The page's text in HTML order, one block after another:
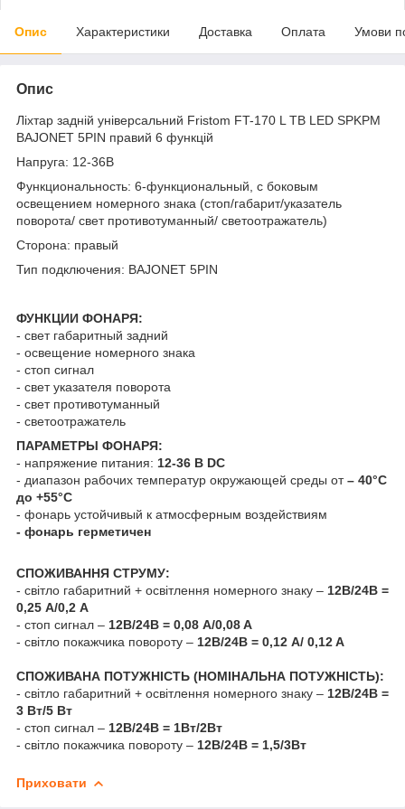
Опис Характеристики Доставка Оплата Умови
Опис
Ліхтар задній універсальний Fristom FT-170 L TB LED SPKPM
BAJONET 5PIN правий 6 функцій
Напруга: 12-36В
Функциональность: 6-функциональный, с боковым
освещением номерного знака (стоп/габарит/указатель
поворота/ свет противотуманный/ светоотражатель)
Сторона: правый
Тип подключения: BAJONET 5PIN
ФУНКЦИИ ФОНАРЯ:
- свет габаритный задний
- освещение номерного знака
- стоп сигнал
- свет указателя поворота
- свет противотуманный
- светоотражатель
ПАРАМЕТРЫ ФОНАРЯ:
- напряжение питания: 12-36 В DC
- диапазон рабочих температур окружающей среды от– 40°C
до +55°C
- фонарь устойчивый к атмосферным воздействиям
- фонарь герметичен
СПОЖИВАННЯ СТРУМУ:
- світло габаритний + освітлення номерного знаку – 12В/24В =
0,25 А/0,2 A
- стоп сигнал – 12В/24В = 0,08 A/0,08 A
- світло покажчика повороту – 12В/24В = 0,12 A/ 0,12 A
СПОЖИВАНА ПОТУЖНІСТЬ (НОМІНАЛЬНА ПОТУЖНІСТЬ):
- світло габаритний + освітлення номерного знаку – 12В/24В =
3 Вт/5 Вт
- стоп сигнал – 12В/24В = 1Вт/2Вт
- світло покажчика повороту – 12В/24В = 1,5/3Вт
Приховати